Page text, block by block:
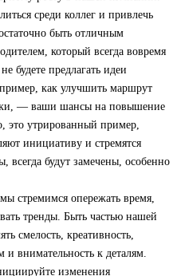
среди коллег и привлечь
быть отличным
который всегда вовремя
будете предлагать идеи
как улучшить маршрут
— ваши шансы на повышение
это утрированный пример,
инициативу и стремятся
всегда будут замечены, особенно
стремимся опережать время,
тренды. Быть частью нашей
смелость, креативность,
внимательность к деталям.
изменения